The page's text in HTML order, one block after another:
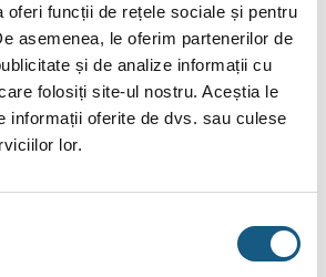
oferi funcții de rețele sociale și pentru
asemenea, le oferim partenerilor de
și de analize informații cu
folosiți site-ul nostru. Aceștia le
informații oferite de dvs. sau culese
lor.
în scurt timp bateriile mari;
de sarcină, deosebit de bun pentru
exacte;
automat de tensiune) -cel mai bun
tensiunea de rețea este extrem de